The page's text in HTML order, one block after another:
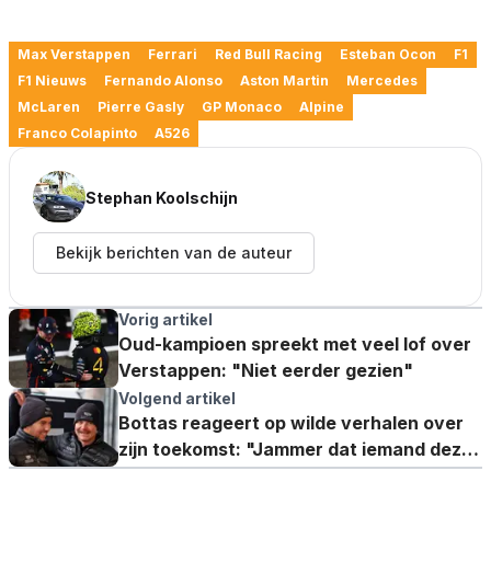
Max Verstappen Ferrari Red Bull Racing Esteban Ocon
F1
F1 Nieuws
Fernando Alonso Aston Martin
Mercedes
McLaren
Pierre Gasly GP Monaco
Alpine
Franco Colapinto
A526
Stephan Koolschijn
Bekijk berichten van de auteur
Vorig artikel
Oud-kampioen spreekt met veel lof over
Verstappen: "Niet eerder gezien"
Volgend artikel
Bottas reageert op wilde verhalen over
zijn toekomst: "Jammer dat iemand deze
complete onzin verzint"